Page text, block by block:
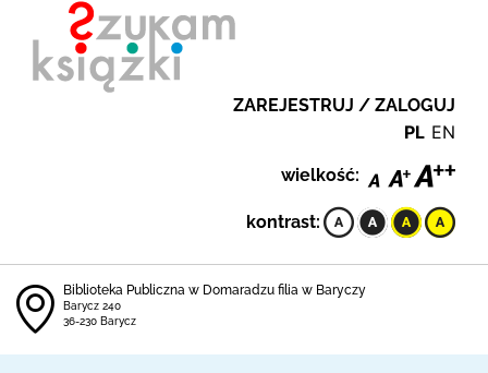
ZAREJESTRUJ / ZALOGUJ
PL EN
wielkość:
kontrast:
Biblioteka Publiczna w Domaradzu filia w Baryczy
Barycz 240
36-230 Barycz